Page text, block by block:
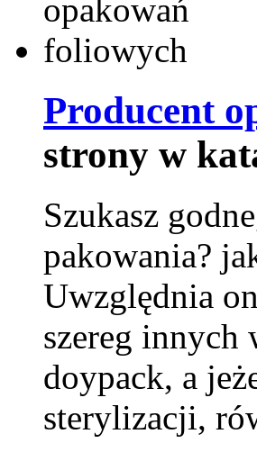
Producent
strony w
Szukasz
pakowania?
Uwzględnia
szereg innych
doypack, a
sterylizacji,